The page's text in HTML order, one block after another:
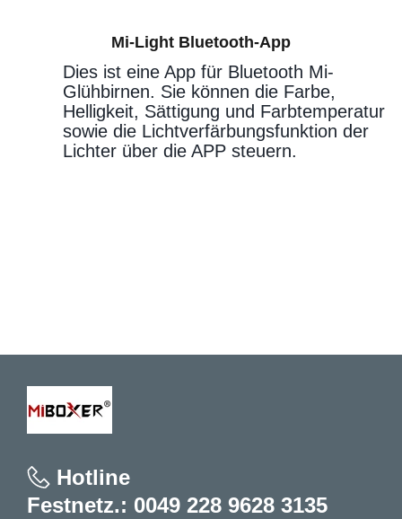
Mi-Light Bluetooth-App
Dies ist eine App für Bluetooth Mi-
Glühbirnen. Sie können die Farbe,
Helligkeit, Sättigung und Farbtemperatur
sowie die Lichtverfärbungsfunktion der
Lichter über die APP steuern.
Hotline
Festnetz.: 0049 228 9628 3135